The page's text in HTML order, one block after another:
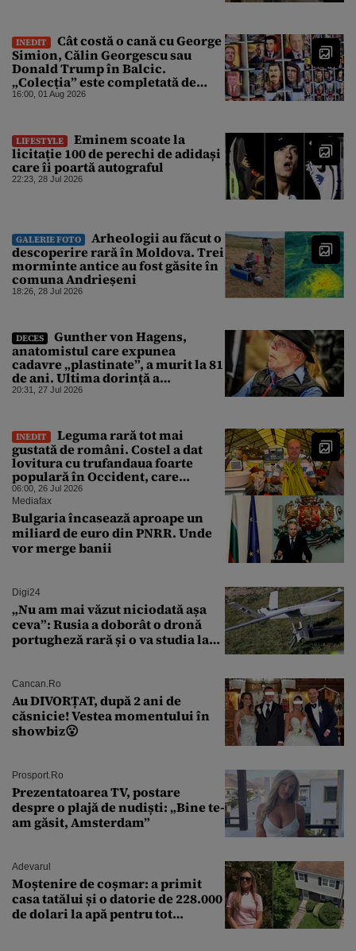
INEDIT
Cât costă o cană cu George
Simion, Călin Georgescu sau
Donald Trump în Balcic.
„Colecția” este completată de
Nicușor Dan, Ceaușescu și Stalin
16:00, 01 Aug 2026
LIFESTYLE
Eminem scoate la
licitație 100 de perechi de adidași
care îi poartă autograful
22:23, 28 Jul 2026
GALERIE FOTO
Arheologii au făcut o
descoperire rară în Moldova. Trei
morminte antice au fost găsite în
comuna Andrieșeni
18:26, 28 Jul 2026
DECES
Gunther von Hagens,
anatomistul care expunea
cadavre „plastinate”, a murit la 81
de ani. Ultima dorință a
„Doctorului morții”
20:31, 27 Jul 2026
INEDIT
Leguma rară tot mai
gustată de români. Costel a dat
lovitura cu trufandaua foarte
populară în Occident, care
schimbă savoarea unui desert
06:00, 26 Jul 2026
Mediafax
Bulgaria încasează aproape un
miliard de euro din PNRR. Unde
vor merge banii
Digi24
„Nu am mai văzut niciodată așa
ceva”: Rusia a doborât o dronă
portugheză rară și o va studia la
Cancan.ro
Au DIVORȚAT, după 2 ani de
căsnicie! Vestea momentului în
showbiz😮
Prosport.ro
Prezentatoarea TV, postare
despre o plajă de nudiști: „Bine te-
am găsit, Amsterdam”
Adevarul
Moștenire de coșmar: a primit
casa tatălui și o datorie de 228.000
de dolari la apă pentru tot